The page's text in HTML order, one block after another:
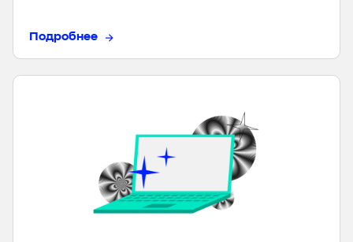
Подробнее